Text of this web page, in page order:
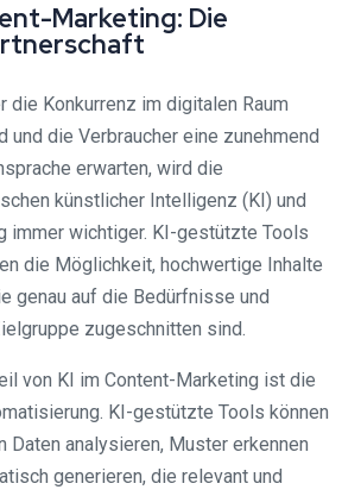
Marketing: Die
die Konkurrenz im digitalen Raum
und die Verbraucher eine zunehmend
erwarten, wird die
künstlicher Intelligenz (KI) und
immer wichtiger. KI-gestützte Tools
die Möglichkeit, hochwertige Inhalte
genau auf die Bedürfnisse und
zugeschnitten sind.
von KI im Content-Marketing ist die
KI-gestützte Tools können
Daten analysieren, Muster erkennen
generieren, die relevant und